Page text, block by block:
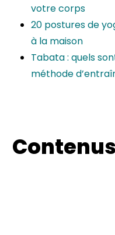
votre corps
20 postures de
à la maison
Tabata : quels
méthode